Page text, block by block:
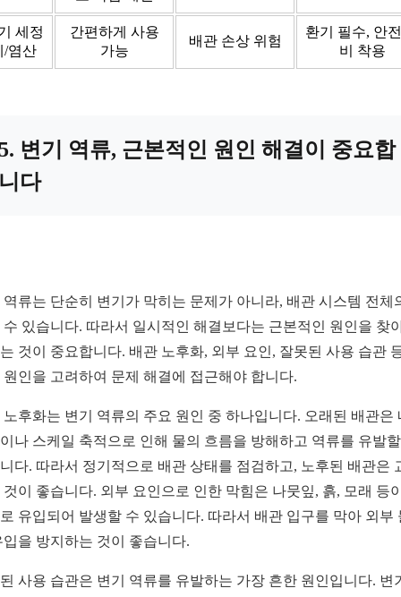
세정
/염산
간편하게 사용
가능
배관 손상 위험
환기 필수, 안
비 착용
변기 역류, 근본적인 원인 해결이 중요합
다
역류는 단순히 변기가 막히는 문제가 아니라, 배관 시스템 전체
수 있습니다. 따라서 일시적인 해결보다는 근본적인 원인을 찾
것이 중요합니다. 배관 노후화, 외부 요인, 잘못된 사용 습관
원인을 고려하여 문제 해결에 접근해야 합니다.
노후화는 변기 역류의 주요 원인 중 하나입니다. 오래된 배관은
나 스케일 축적으로 인해 물의 흐름을 방해하고 역류를 유발
다. 따라서 정기적으로 배관 상태를 점검하고, 노후된 배관은
것이 좋습니다. 외부 요인으로 인한 막힘은 나뭇잎, 흙, 모래 등
유입되어 발생할 수 있습니다. 따라서 배관 입구를 막아 외부
입을 방지하는 것이 좋습니다.
사용 습관은 변기 역류를 유발하는 가장 흔한 원인입니다. 변